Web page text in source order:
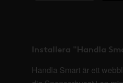
Installera "Handla
Handla Smart är ett